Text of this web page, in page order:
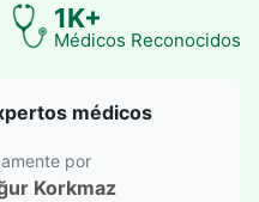
1K+
Médicos Reconocidos
médicos
por
Korkmaz